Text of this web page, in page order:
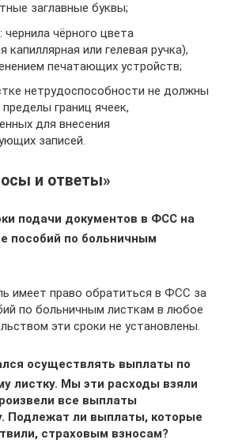
заглавные буквы;
чернила чёрного цвета
капиллярная или гелевая ручка),
печатающих устройств;
нетрудоспособности не должны
границ ячеек,
для внесения
записей.
и ответы»
подачи документов в ФСС на
пособий по больничным
имеет право обратиться в ФСС за
по больничным листкам в любое
эти сроки не установлены.
осуществлять выплаты по
листку. Мы эти расходы взяли
все выплаты
Подлежат ли выплаты, которые
страховым взносам?